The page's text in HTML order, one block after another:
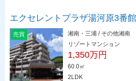
エクセレントプラザ湯河原3番館
売買
湘南・三浦 / その他湘南
リゾートマンション
1,350万円
60.0㎡
2LDK